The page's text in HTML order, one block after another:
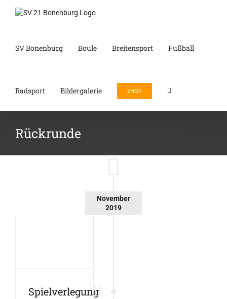
Inhalt
SV Bonenburg Boule Breitensport Fußball
Radsport Bildergalerie SHOP
Rückrunde
November
2019
Spielverlegung